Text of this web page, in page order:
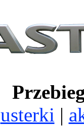
usterki |